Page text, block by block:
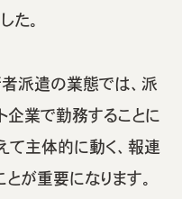
た。
派遣の業態では、派
企業で勤務することに
て主体的に動く、報連
が重要になります。